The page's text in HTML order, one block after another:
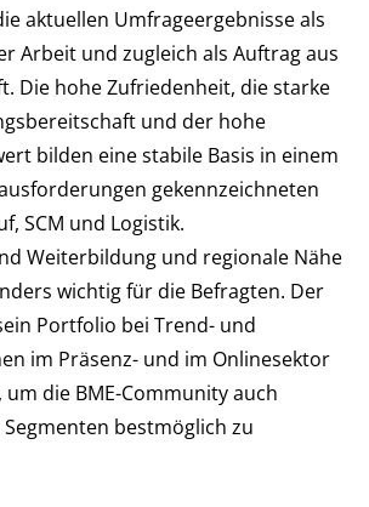
aktuellen Umfrageergebnisse als
Arbeit und zugleich als Auftrag aus
Die hohe Zufriedenheit, die starke
und der hohe
bilden eine stabile Basis in einem
gekennzeichneten
SCM und Logistik.
Weiterbildung und regionale Nähe
wichtig für die Befragten. Der
Portfolio bei Trend- und
im Präsenz- und im Onlinesektor
die BME-Community auch
bestmöglich zu